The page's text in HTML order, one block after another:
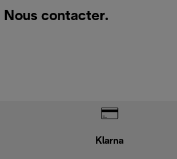
Nous contacter.
Klarna